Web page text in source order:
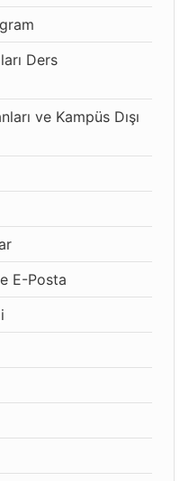
Ders
ve Kampüs Dışı
E-Posta